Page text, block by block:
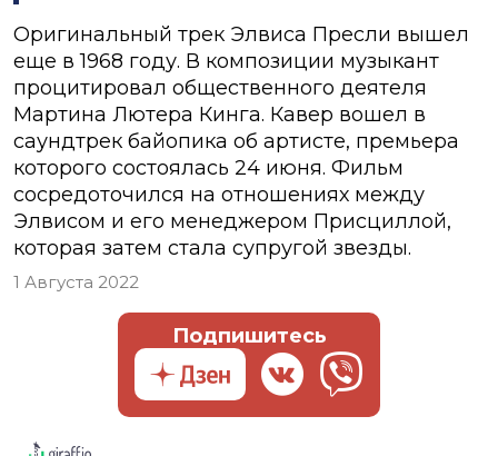
Оригинальный трек Элвиса Пресли вышел
еще в 1968 году. В композиции музыкант
процитировал общественного деятеля
Мартина Лютера Кинга. Кавер вошел в
саундтрек байопика об артисте, премьера
которого состоялась 24 июня. Фильм
сосредоточился на отношениях между
Элвисом и его менеджером Присциллой,
которая затем стала супругой звезды.
1 Августа 2022
Подпишитесь